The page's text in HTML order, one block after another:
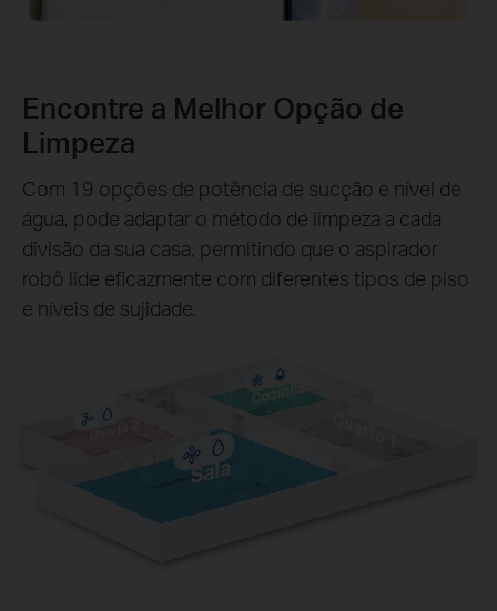
Encontre a Melhor Opção de
Limpeza
Com 19 opções de potência de sucção e nível de
água, pode adaptar o método de limpeza a cada
divisão da sua casa, permitindo que o aspirador
robô lide eficazmente com diferentes tipos de piso
e níveis de sujidade.
Quarto 2
Cozinha
Sala